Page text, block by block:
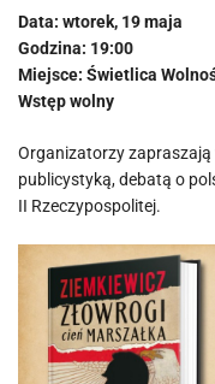
Data: wtorek, 19 maja
Godzina: 19:00
Miejsce: Świetlica
Wstęp wolny
Organizatorzy
publicystyką, debatą o
II Rzeczypospolitej.